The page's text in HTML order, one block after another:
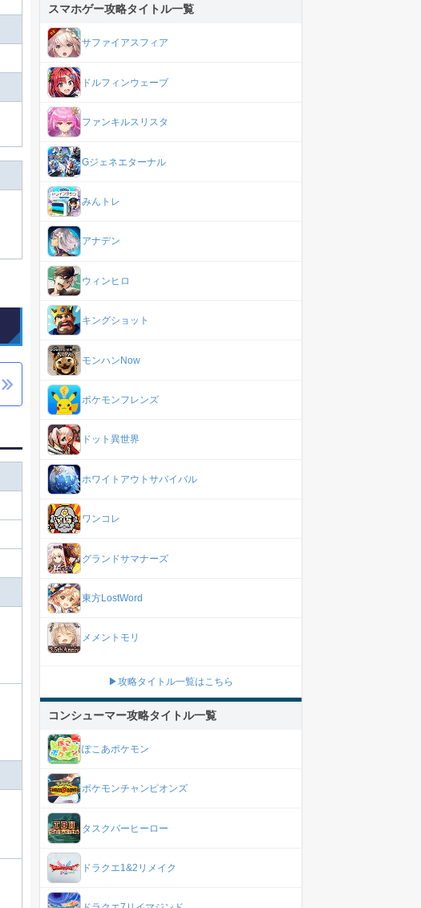
スマホゲー攻略タイトル一覧
サファイアスフィア
ドルフィンウェーブ
ファンキルスリスタ
Gジェネエターナル
みんトレ
アナデン
ウィンヒロ
キングショット
モンハンNow
ポケモンフレンズ
ドット異世界
ホワイトアウトサバイバル
ワンコレ
グランドサマナーズ
東方LostWord
メメントモリ
▶攻略タイトル一覧はこちら
コンシューマー攻略タイトル一覧
ぽこあポケモン
ポケモンチャンピオンズ
タスクバーヒーロー
ドラクエ1&2リメイク